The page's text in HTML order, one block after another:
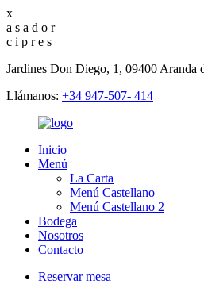
x
a s a d o r
c i p re s
Jardines Don Diego, 1, 09400 Aranda
Llámanos: +34 947-507- 414
Inicio
Menú
La Carta
Menú Castellano
Menú Castellano 2
Bodega
Nosotros
Contacto
Reservar mesa